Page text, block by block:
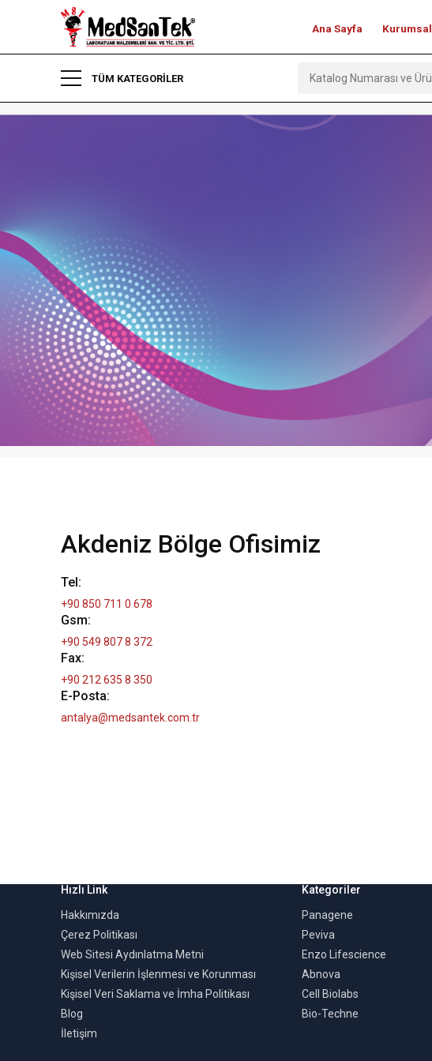
Ana Sayfa Kurumsal
TÜM KATEGORİLER
Akdeniz Bölge Ofisimiz
Tel:
+90 850 711 0 678
Gsm:
+90 549 807 8 372
Fax:
+90 212 635 8 350
E-Posta:
antalya@medsantek.com.tr
Hızlı Link
Hakkımızda
Çerez Politikası
Web Sitesi Aydınlatma Metni
Kişisel Verilerin İşlenmesi ve Korunması
Kişisel Veri Saklama ve İmha Politikası
Blog
İletişim
Kategoriler
Panagene
Peviva
Enzo Lifescience
Abnova
Cell Biolabs
Bio-Techne